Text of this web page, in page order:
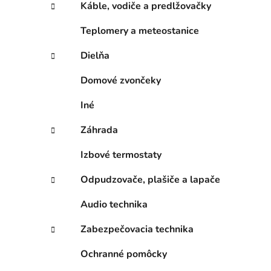
e
Káble, vodiče a predlžovačky
Teplomery a meteostanice
Dielňa
Domové zvončeky
Iné
Záhrada
Izbové termostaty
Odpudzovače, plašiče a lapače
Audio technika
Zabezpečovacia technika
Ochranné pomôcky